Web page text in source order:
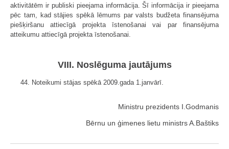
aktivitātēm ir publiski pieejama informācija. Šī informācija ir pieejama
pēc tam, kad stājies spēkā lēmums par valsts budžeta finansējuma
piešķiršanu attiecīgā projekta īstenošanai vai par finansējuma
atteikumu attiecīgā projekta īstenošanai.
VIII. Noslēguma jautājums
44. Noteikumi stājas spēkā 2009.gada 1.janvārī.
Ministru prezidents I.Godmanis
Bērnu un ģimenes lietu ministrs A.Baštiks